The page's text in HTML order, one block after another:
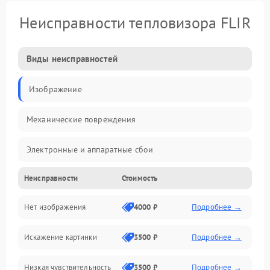
Неисправности тепловизора FLIR
Виды неисправностей
Изображение
Механические повреждения
Электронные и аппаратные сбои
Неисправности сенсора и оптики
Программные ошибки
Электропитание
Неисправности Стоимость
Нет изображения 4000 ₽ Подробнее →
Искажение картинки 3500 ₽ Подробнее →
Низкая чувствительность 3500 ₽ Подробнее →